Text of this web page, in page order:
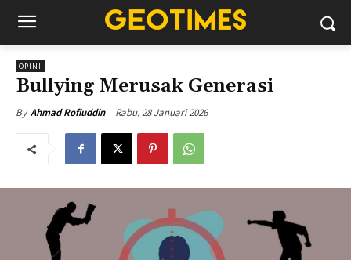
OPINI
Bullying Merusak Generasi
By Ahmad Rofiuddin Rabu, 28 Januari 2026